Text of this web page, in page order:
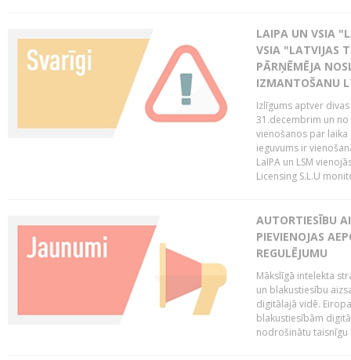
LAIPA UN VSIA
VSIA "LATVIJAS
PĀRŅĒMĒJA
IZMANTOŠANU
Izlīgums aptver
31.decembrim un no
vienošanos par
ieguvums ir
LaIPA un LSM
Licensing S.L.U
AUTORTIESĪBU
PIEVIENOJAS
REGULĒJUMU
Mākslīgā intelekta
un blakustiesību
digitālajā vidē.
blakustiesībām
nodrošinātu taisnīgu